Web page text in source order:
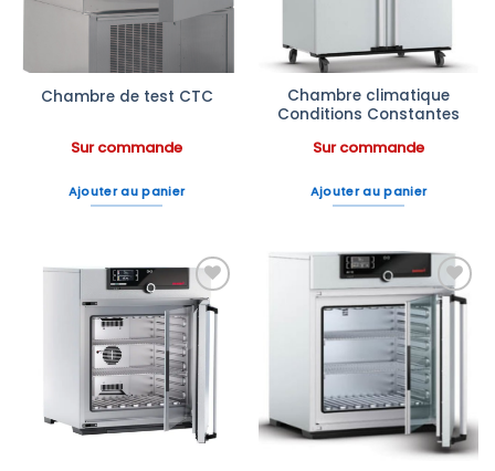
Chambre de test CTC
Sur commande
Ajouter au panier
Chambre climatique
Conditions Constantes
Sur commande
Ajouter au panier
Ajouter
à la liste
d’envies
Ajouter
à la liste
d’envies